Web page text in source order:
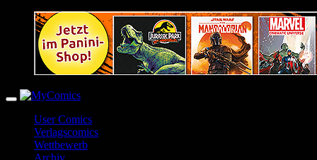
User Comics
Verlagscomics
Wettbewerb
Archiv